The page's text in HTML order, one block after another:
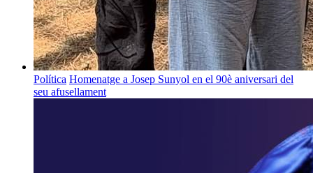
Política Homenatge a Josep Sunyol en el 90è aniversari del
seu afusellament